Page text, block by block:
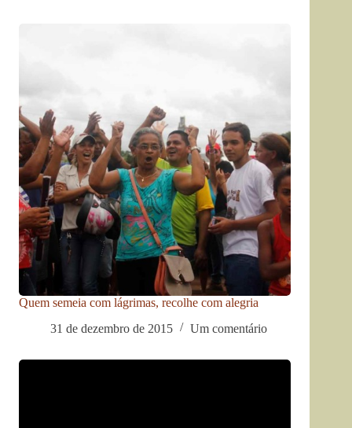
Quem semeia com lágrimas, recolhe com alegria
31 de dezembro de 2015
Um comentário